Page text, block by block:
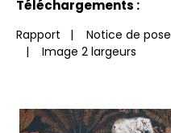
Téléchargements :
Rapport | Notice de pose
| Image 2 largeurs